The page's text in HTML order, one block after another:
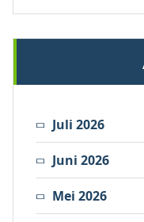
Juli 2026
Juni 2026
Mei 2026